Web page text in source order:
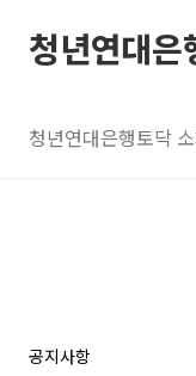
청년연대은
청년연대은행토닥
공지사항